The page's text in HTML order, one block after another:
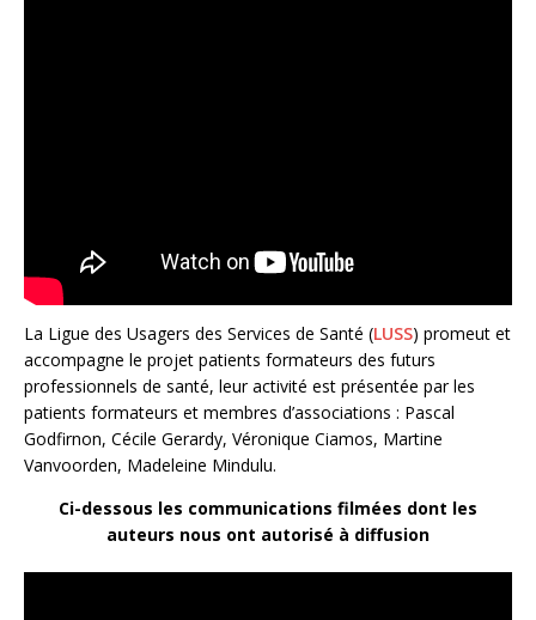
La Ligue des Usagers des Services de Santé (LUSS) promeut et
accompagne le projet patients formateurs des futurs
professionnels de santé, leur activité est présentée par les
patients formateurs et membres d’associations : Pascal
Godfirnon, Cécile Gerardy, Véronique Ciamos, Martine
Vanvoorden, Madeleine Mindulu.
Ci-dessous les communications filmées dont les
auteurs nous ont autorisé à diffusion